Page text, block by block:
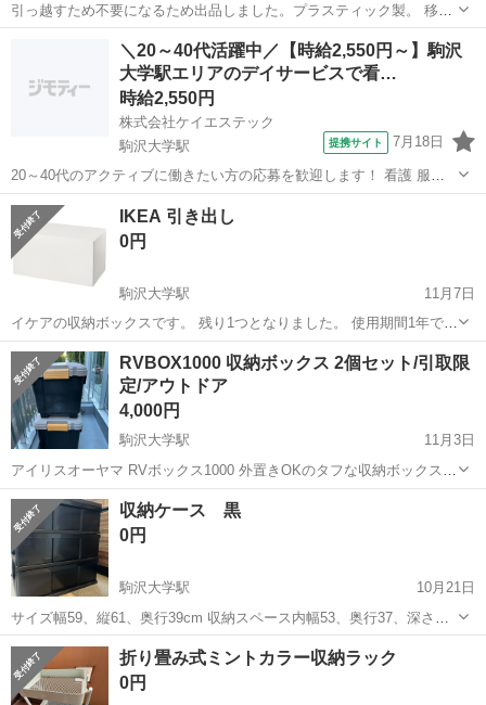
引っ越すため不要になるため出品しました。プラスティック製。 移動
するときに棚がずれやすいです。 取引11/22から24日引き取り可能な
方を優先に取引させていただきますのでよろしくお願いします。 横：
駒沢大学駅 収納家具
よろしくお願いします
＼20～40代活躍中／【時給2,550円～】駒沢
大学駅エリアのデイサービスで看…
時給2,550円
株式会社ケイエステック
駒沢大学駅
提携サイト 7月18日
20～40代のアクティブに働きたい方の応募を歓迎します！ 看護 服薬
管理など 経験を活かせる明るいデイサービス KS2 *子育てママさんに
嬉しいシフトの融通が利く職場* 現在も多数のママさんが在籍されてい
る為、お子様の...
東京 看護師
IKEA 引き出し
0円
駒沢大学駅
11月7日
イケアの収納ボックスです。 残り1つとなりました。 使用期間1年で補
強が必要な箇所もあります。 出し入れを頻繁にしてなかったため、破
損などはないですがねじ緩みなどがあります。 ・カラー：ホワイト ・
サイズ：約90cm x ...
東京 世田谷区 駒沢大学駅 収納家具 IKEA
RVBOX1000 収納ボックス 2個セット/引取限
定/アウトドア
4,000円
駒沢大学駅
11月3日
アイリスオーヤマ RVボックス1000 外置きOKのタフな収納ボックスで
す。 🌲キャンプギア収納、車載、ガレージ整備に最適。 耐久性が高
く、カスタム派や車中泊勢にも人気の定番モデル。 ・サイズ：写真を
ご確認ください（10...
東京 世田谷区 駒沢大学駅
収納ケース 黒
0円
駒沢大学駅
10月21日
サイズ幅59、縦61、奥行39cm 収納スペース内幅53、奥行37、深さ
16cm(素人採寸) プラスチック製で軽いため移動しやすいです。 3段 カ
ラーはブラック 上に物も置けます 2年ほど、雑貨類や衣類入れとして
使用してい...
東京 目黒区 駒沢大学駅 収納家具 ケース
折り畳み式ミントカラー収納ラック
0円